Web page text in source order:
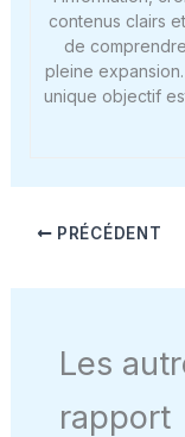
contenus clairs
de
pleine
unique objectif
PRÉCÉDENT
Les
rapport